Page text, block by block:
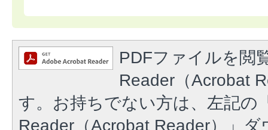
PDFファイルを閲
Reader（Acrobat
す。お持ちでない方は、左記の
Reader（Acrobat Reader）」